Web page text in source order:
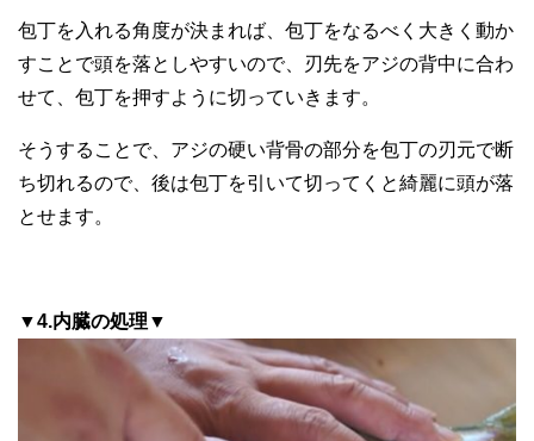
包丁を入れる角度が決まれば、包丁をなるべく大きく動か
すことで頭を落としやすいので、刃先をアジの背中に合わ
せて、包丁を押すように切っていきます。
そうすることで、アジの硬い背骨の部分を包丁の刃元で断
ち切れるので、後は包丁を引いて切ってくと綺麗に頭が落
とせます。
▼4.内臓の処理▼